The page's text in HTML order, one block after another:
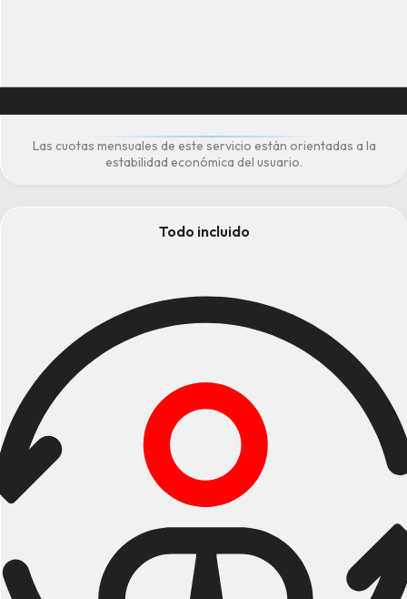
Las cuotas mensuales de este servicio están orientadas a la
estabilidad económica del usuario.
Todo incluido